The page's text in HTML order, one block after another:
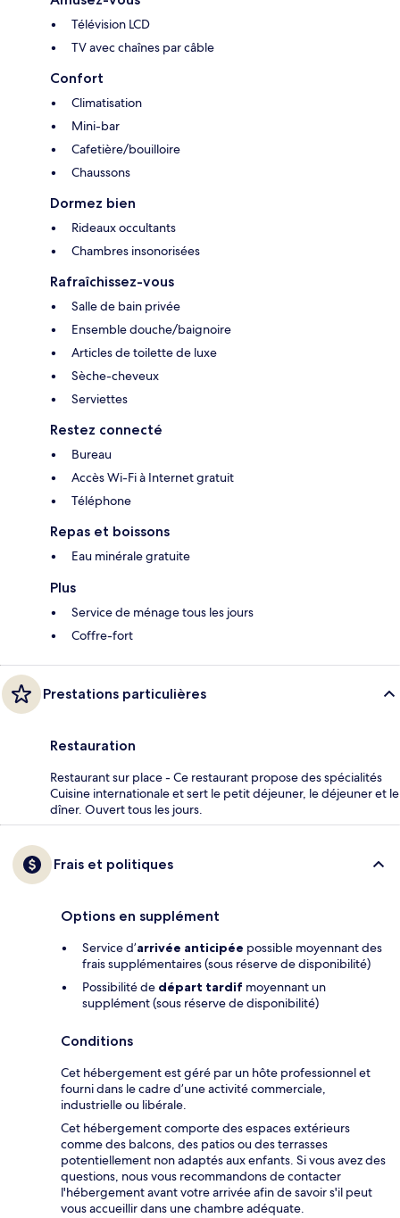
Télévision LCD
TV avec chaînes par câble
Confort
Climatisation
Mini-bar
Cafetière/bouilloire
Chaussons
Dormez bien
Rideaux occultants
Chambres insonorisées
Rafraîchissez-vous
Salle de bain privée
Ensemble douche/baignoire
Articles de toilette de luxe
Sèche-cheveux
Serviettes
Restez connecté
Bureau
Accès Wi-Fi à Internet gratuit
Téléphone
Repas et boissons
Eau minérale gratuite
Plus
Service de ménage tous les jours
Coffre-fort
Prestations particulières
Restauration
Restaurant sur place - Ce restaurant propose des spécialités
Cuisine internationale et sert le petit déjeuner, le déjeuner et le
dîner. Ouvert tous les jours.
Frais et politiques
Options en supplément
Service d’arrivée anticipée possible moyennant des
frais supplémentaires (sous réserve de disponibilité)
Possibilité de départ tardif moyennant un
supplément (sous réserve de disponibilité)
Conditions
Cet hébergement est géré par un hôte professionnel et
fourni dans le cadre d’une activité commerciale,
industrielle ou libérale.
Cet hébergement comporte des espaces extérieurs
comme des balcons, des patios ou des terrasses
potentiellement non adaptés aux enfants. Si vous avez des
questions, nous vous recommandons de contacter
l'hébergement avant votre arrivée afin de savoir s'il peut
vous accueillir dans une chambre adéquate.